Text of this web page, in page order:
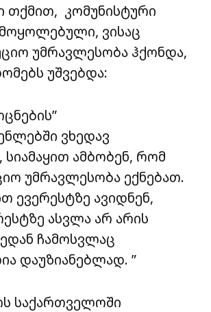
თქმით, კომუნისტური
ვისაც
უმრავლესობა ჰქონდა,
უშვებდა:
ვხედავ
სიამაყით ამბობენ, რომ
უმრავლესობა ექნებათ.
ევერესტზე ავიდნენ,
ასვლა არ არის
ჩამოსვლაც
დაუზიანებლად. ”
საქართველოში